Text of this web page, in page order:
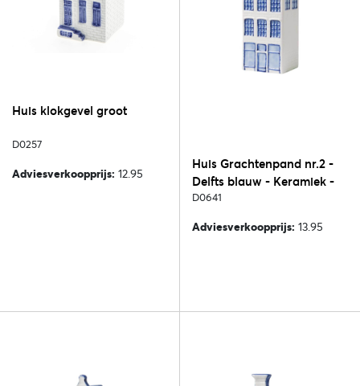
Huis klokgevel groot
D0257
Adviesverkoopprijs: 12.95
Huis Grachtenpand nr.2 -
Delfts blauw - Keramiek -
16 cm
D0641
Adviesverkoopprijs: 13.95